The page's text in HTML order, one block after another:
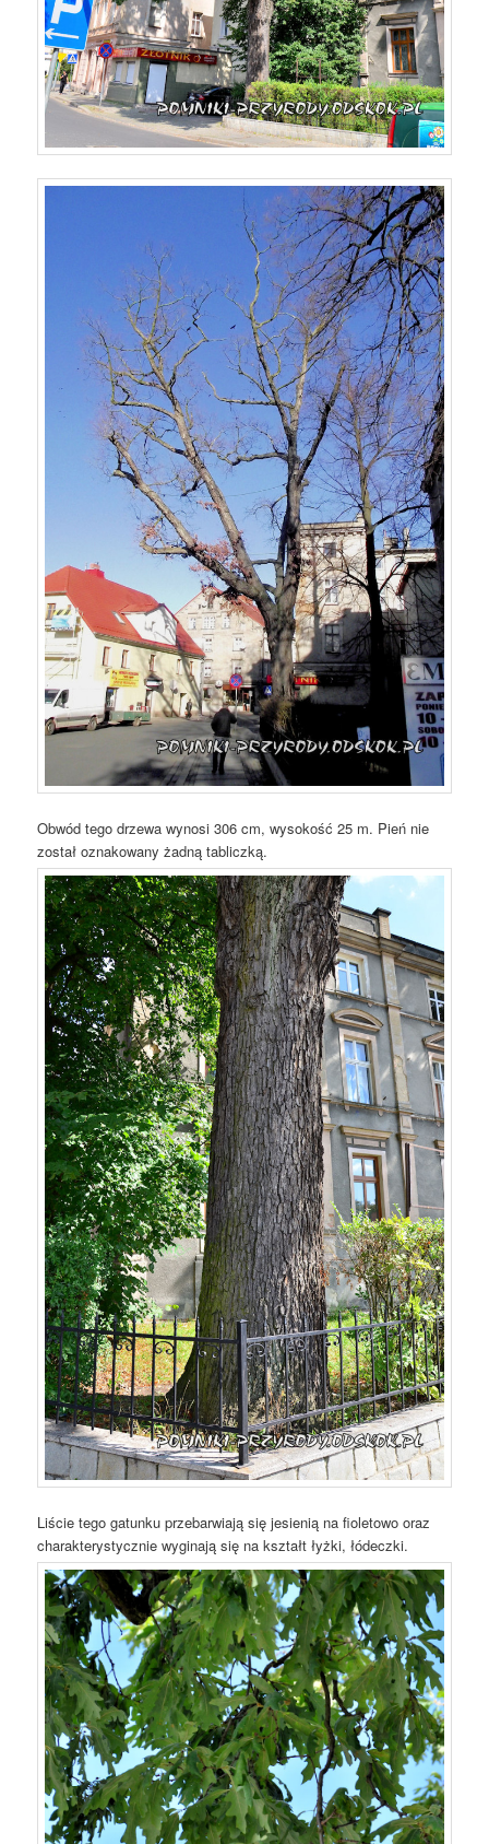
Obwód tego drzewa wynosi 306 cm, wysokość 25 m. Pień nie
został oznakowany żadną tabliczką.
Liście tego gatunku przebarwiają się jesienią na fioletowo oraz
charakterystycznie wyginają się na kształt łyżki, łódeczki.